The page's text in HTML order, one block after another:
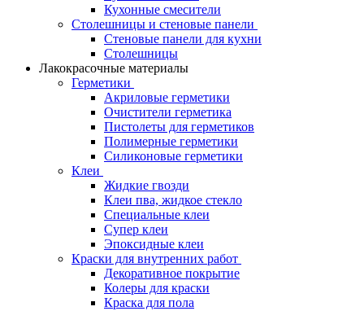
Кухонные смесители
Столешницы и стеновые панели
Стеновые панели для кухни
Столешницы
Лакокрасочные материалы
Герметики
Акриловые герметики
Очистители герметика
Пистолеты для герметиков
Полимерные герметики
Силиконовые герметики
Клеи
Жидкие гвозди
Клеи пва, жидкое стекло
Специальные клеи
Супер клеи
Эпоксидные клеи
Краски для внутренних работ
Декоративное покрытие
Колеры для краски
Краска для пола